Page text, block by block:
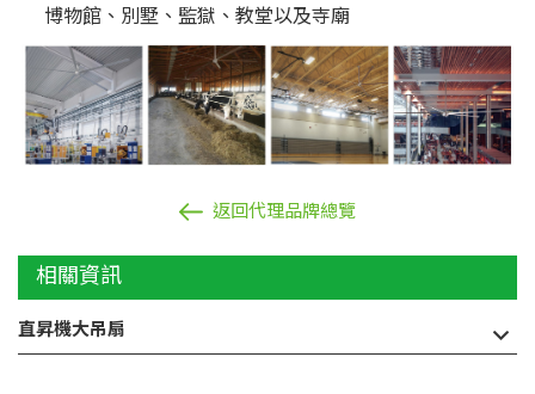
博物館、別墅、監獄、教堂以及寺廟
返回代理品牌總覽
相關資訊
直昇機大吊扇